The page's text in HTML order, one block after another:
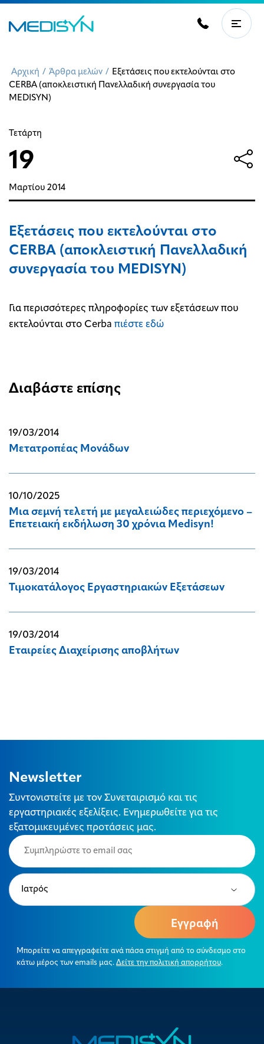
Αρχική / Άρθρα μελών / Εξετάσεις που εκτελούνται στο
CERBA (αποκλειστική Πανελλαδική συνεργασία του
MEDISYN)
Τετάρτη
19
Μαρτίου 2014
Εξετάσεις που εκτελούνται στο
CERBA (αποκλειστική Πανελλαδική
συνεργασία του MEDISYN)
Για περισσότερες πληροφορίες των εξετάσεων που
εκτελούνται στο Cerba πιέστε εδώ
Διαβάστε επίσης
19/03/2014
Μετατροπέας Μονάδων
10/10/2025
Μια σεμνή τελετή με μεγαλειώδες περιεχόμενο –
Επετειακή εκδήλωση 30 χρόνια Medisyn!
19/03/2014
Τιμοκατάλογος Εργαστηριακών Εξετάσεων
19/03/2014
Εταιρείες Διαχείρισης αποβλήτων
Newsletter
Συντονιστείτε με τον Συνεταιρισμό και τις
εργαστηριακές εξελίξεις. Ενημερωθείτε για τις
εξατομικευμένες προτάσεις μας.
Email
(Required)
Type
(Required)
Μπορείτε να απεγγραφείτε ανά πάσα στιγμή από το σύνδεσμο στο
κάτω μέρος των emails μας. Δείτε την πολιτική απορρήτου.